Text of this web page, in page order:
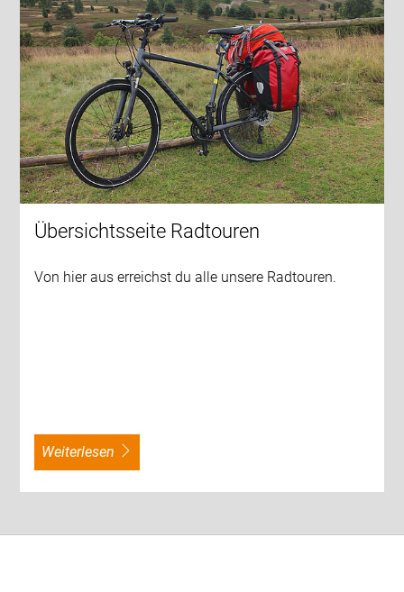
Übersichtsseite Radtouren
Von hier aus erreichst du alle unsere Radtouren.
weiterlesen